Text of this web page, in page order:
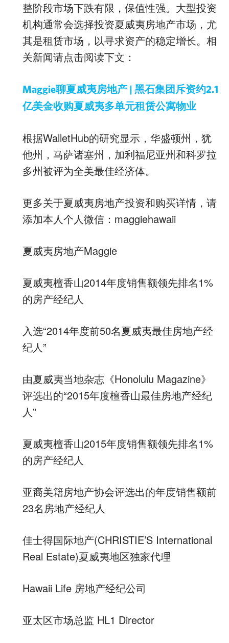
整阶段市场下跌有限，保值性强。大型投资
机构通常会选择投资夏威夷房地产市场，尤
其是租赁市场，以寻求资产的稳定增长。相
关新闻请点击阅读下文：
Maggie聊夏威夷房地产 | 黑石集团斥资约2.1
亿美金收购夏威夷多单元租赁公寓物业
根据WalletHub的研究显示，华盛顿州，犹
他州，马萨诸塞州，加利福尼亚州和科罗拉
多州被评为全美最佳经济体。
更多关于夏威夷房地产投资和购买详情，请
添加本人个人微信：maggiehawaii
夏威夷房地产Maggie
夏威夷檀香山2014年度销售额领先排名1%
的房产经纪人
入选“2014年度前50名夏威夷最佳房地产经
纪人”
由夏威夷当地杂志《Honolulu Magazine》
评选出的“2015年度檀香山最佳房地产经纪
人”
夏威夷檀香山2015年度销售额领先排名1%
的房产经纪人
亚裔美籍房地产协会评选出的年度销售额前
23名房地产经纪人
佳士得国际地产(CHRISTIE’S International
Real Estate)夏威夷地区独家代理
Hawaii Life 房地产经纪公司
亚太区市场总监 HL1 Director